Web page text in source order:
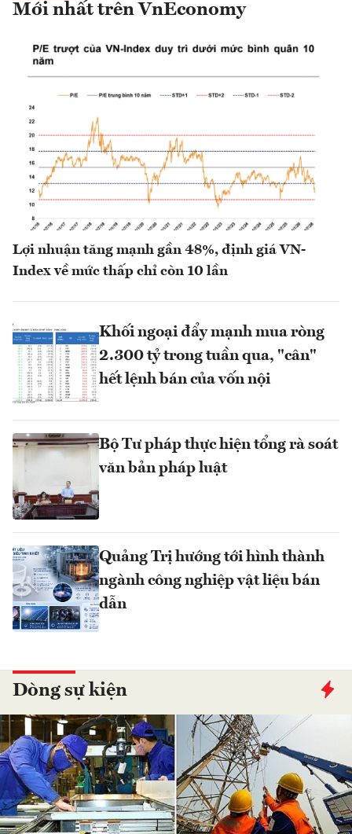
Mới nhất trên VnEconomy
Lợi nhuận tăng mạnh gần 48%, định giá VN-
Index về mức thấp chỉ còn 10 lần
Khối ngoại đẩy mạnh mua ròng
2.300 tỷ trong tuần qua, "cân"
hết lệnh bán của vốn nội
Bộ Tư pháp thực hiện tổng rà soát
văn bản pháp luật
Quảng Trị hướng tới hình thành
ngành công nghiệp vật liệu bán
dẫn
Dòng sự kiện